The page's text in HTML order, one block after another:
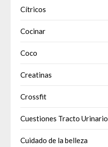
Cítricos
Cocinar
Coco
Creatinas
Crossfit
Cuestiones Tracto Urinario
Cuidado de la belleza